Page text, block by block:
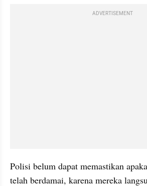
ADVERTISEMENT
Polisi belum dapat memastikan
telah berdamai, karena mereka